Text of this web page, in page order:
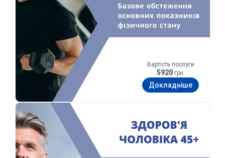
Вартість послуги
5920 грн.
Докладніше
Здоров’я чоловіка 45+